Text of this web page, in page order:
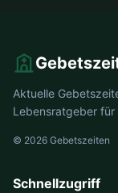
Aktuelle
Lebensratgeber für
© 2026 Gebetszeiten
Schnellzugriff